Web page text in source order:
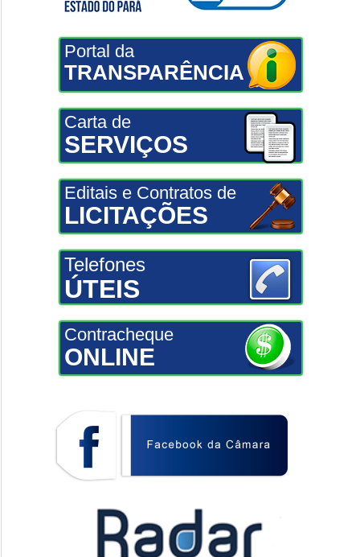
Portal da
TRANSPARÊNCIA
Carta de
SERVIÇOS
Editais e Contratos de
LICITAÇÕES
Telefones
ÚTEIS
Contracheque
ONLINE